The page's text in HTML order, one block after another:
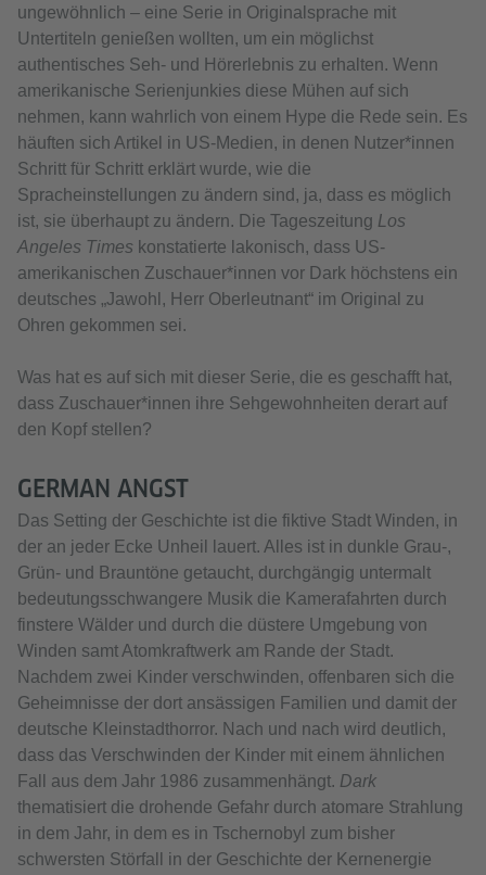
ungewöhnlich – eine Serie in Originalsprache mit
Untertiteln genießen wollten, um ein möglichst
authentisches Seh- und Hörerlebnis zu erhalten. Wenn
amerikanische Serienjunkies diese Mühen auf sich
nehmen, kann wahrlich von einem Hype die Rede sein. Es
häuften sich Artikel in US-Medien, in denen Nutzer*innen
Schritt für Schritt erklärt wurde, wie die
Spracheinstellungen zu ändern sind, ja, dass es möglich
ist, sie überhaupt zu ändern. Die Tageszeitung Los
Angeles Times konstatierte lakonisch, dass US-
amerikanischen Zuschauer*innen vor Dark höchstens ein
deutsches „Jawohl, Herr Oberleutnant“ im Original zu
Ohren gekommen sei.
Was hat es auf sich mit dieser Serie, die es geschafft hat,
dass Zuschauer*innen ihre Sehgewohnheiten derart auf
den Kopf stellen?
GERMAN ANGST
Das Setting der Geschichte ist die fiktive Stadt Winden, in
der an jeder Ecke Unheil lauert. Alles ist in dunkle Grau-,
Grün- und Brauntöne getaucht, durchgängig untermalt
bedeutungsschwangere Musik die Kamerafahrten durch
finstere Wälder und durch die düstere Umgebung von
Winden samt Atomkraftwerk am Rande der Stadt.
Nachdem zwei Kinder verschwinden, offenbaren sich die
Geheimnisse der dort ansässigen Familien und damit der
deutsche Kleinstadthorror. Nach und nach wird deutlich,
dass das Verschwinden der Kinder mit einem ähnlichen
Fall aus dem Jahr 1986 zusammenhängt. Dark
thematisiert die drohende Gefahr durch atomare Strahlung
in dem Jahr, in dem es in Tschernobyl zum bisher
schwersten Störfall in der Geschichte der Kernenergie